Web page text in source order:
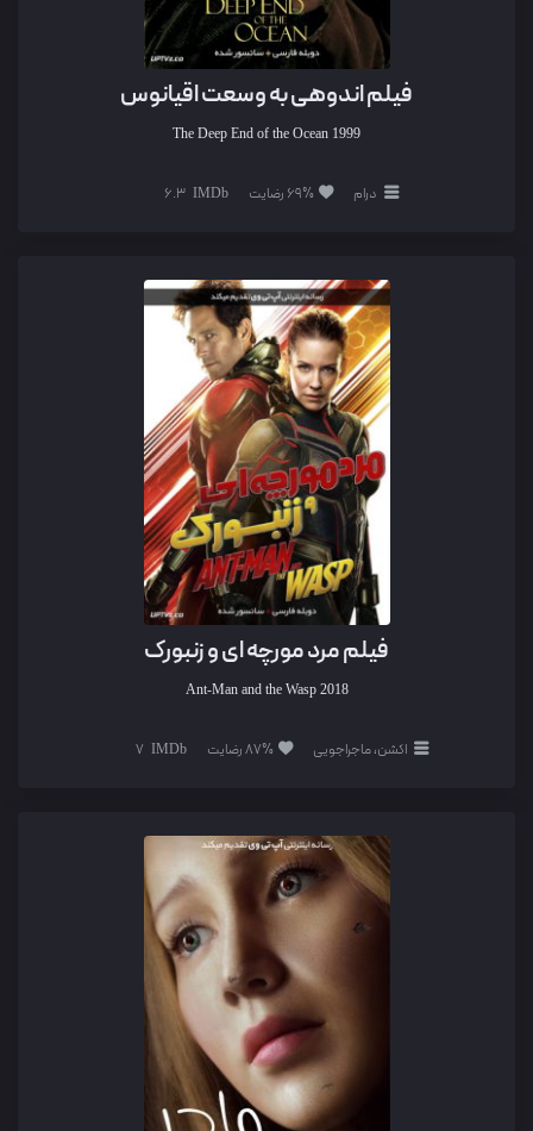
فیلم اندوهی به وسعت اقیانوس
The Deep End of the Ocean 1999
درام 69% رضایت
فیلم مرد مورچه ای و زنبورک
Ant-Man and the Wasp 2018
اکشن، ماجراجویی 87% رضایت 7